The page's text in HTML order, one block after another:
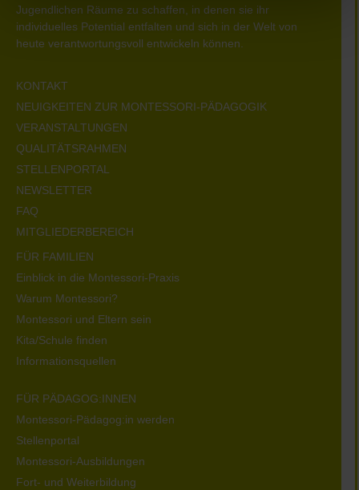
Jugendlichen Räume zu schaffen, in denen sie ihr
individuelles Potential entfalten und sich in der Welt von
heute verantwortungsvoll entwickeln können.
KONTAKT
NEUIGKEITEN ZUR MONTESSORI-PÄDAGOGIK
VERANSTALTUNGEN
QUALITÄTSRAHMEN
STELLENPORTAL
NEWSLETTER
FAQ
MITGLIEDERBEREICH
FÜR FAMILIEN
Einblick in die Montessori-Praxis
Warum Montessori?
Montessori und Eltern sein
Kita/Schule finden
Informationsquellen
FÜR PÄDAGOG:INNEN
Montessori-Pädagog:in werden
Stellenportal
Montessori-Ausbildungen
Fort- und Weiterbildung